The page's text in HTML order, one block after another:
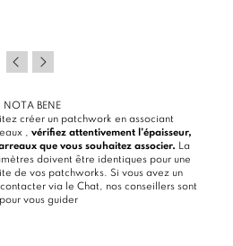
NOTA BENE
créer un patchwork en associant
, vérifiez attentivement l’épaisseur,
que vous souhaitez associer. La
doivent être identiques pour une
de vos patchworks. Si vous avez un
via le Chat, nos conseillers sont
vous guider